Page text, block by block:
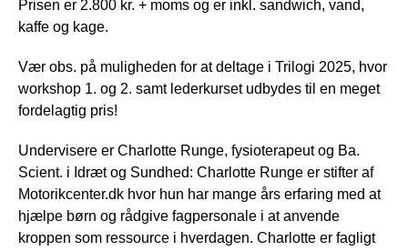
Prisen er 2.800 kr. + moms og er inkl. sandwich, vand,
kaffe og kage.
Vær obs. på muligheden for at deltage i Trilogi 2025, hvor
workshop 1. og 2. samt lederkurset udbydes til en meget
fordelagtig pris!
Undervisere er Charlotte Runge, fysioterapeut og Ba.
Scient. i Idræt og Sundhed: Charlotte Runge er stifter af
Motorikcenter.dk hvor hun har mange års erfaring med at
hjælpe børn og rådgive fagpersonale i at anvende
kroppen som ressource i hverdagen. Charlotte er fagligt